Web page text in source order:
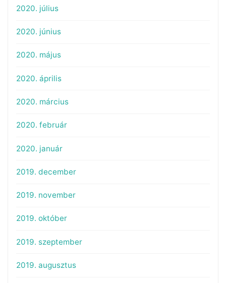
2020. július
2020. június
2020. május
2020. április
2020. március
2020. február
2020. január
2019. december
2019. november
2019. október
2019. szeptember
2019. augusztus